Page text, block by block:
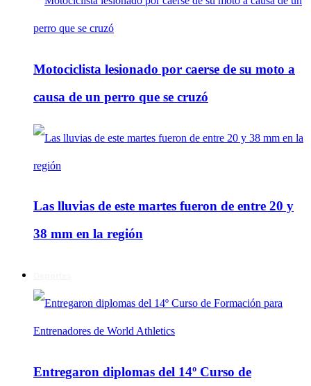
Motociclista lesionado por caerse de su moto a
causa de un perro que se cruzó
Las lluvias de este martes fueron de entre 20 y
38 mm en la región
Entregaron diplomas del 14º Curso de